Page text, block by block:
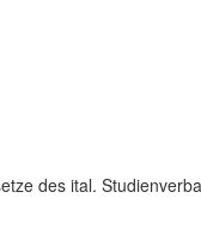
des ital.